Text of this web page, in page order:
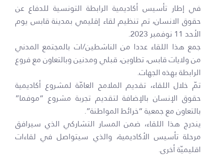
في إطار تأسيس أكاديمية الرابطة التونسية للدفاع عن
حقوق الانسان، تم تنظيم لقاء إقليمي بمدينة قابس يوم
الأحد 11 نوفمبر 2023.
جمع هذا اللقاء عددا من الناشطين/ات بالمجتمع المدني
من ولايات قابس، تطاوين، قبلي ومدنين وبالتعاون مع فروع
الرابطة بهذه الجهات.
تمّ خلال اللقاء، تقديم الملامح العامّة لمشروع أكاديمية
حقوق الإنسان بالإضافة لتقديم تجربة مشروع “موفما”
بالتعاون مع جمعية “خرائط المواطنة”.
يندرج هذا اللقاء، ضمن المسار التشاركي الذي سيرافق
مرحلة تأسيس الأكاديمية، والذي سيتواصل في لقاءات
اقليميّة أخرى.